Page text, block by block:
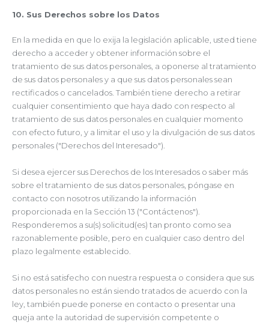
10. Sus Derechos sobre los Datos
En la medida en que lo exija la legislación aplicable, usted tiene
derecho a acceder y obtener información sobre el
tratamiento de sus datos personales, a oponerse al tratamiento
de sus datos personales y a que sus datos personales sean
rectificados o cancelados. También tiene derecho a retirar
cualquier consentimiento que haya dado con respecto al
tratamiento de sus datos personales en cualquier momento
con efecto futuro, y a limitar el uso y la divulgación de sus datos
personales ("Derechos del Interesado").
Si desea ejercer sus Derechos de los Interesados o saber más
sobre el tratamiento de sus datos personales, póngase en
contacto con nosotros utilizando la información
proporcionada en la Sección 13 ("Contáctenos").
Responderemos a su(s) solicitud(es) tan pronto como sea
razonablemente posible, pero en cualquier caso dentro del
plazo legalmente establecido.
Si no está satisfecho con nuestra respuesta o considera que sus
datos personales no están siendo tratados de acuerdo con la
ley, también puede ponerse en contacto o presentar una
queja ante la autoridad de supervisión competente o